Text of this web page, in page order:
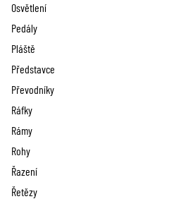
Osvětlení
Pedály
Pláště
Představce
Převodníky
Ráfky
Rámy
Rohy
Řazení
Řetězy